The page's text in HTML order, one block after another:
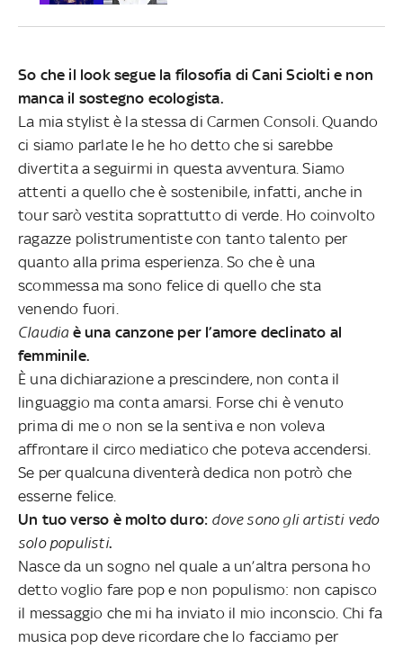
So che il look segue la filosofia di Cani Sciolti e non
manca il sostegno ecologista.
La mia stylist è la stessa di Carmen Consoli. Quando
ci siamo parlate le he ho detto che si sarebbe
divertita a seguirmi in questa avventura. Siamo
attenti a quello che è sostenibile, infatti, anche in
tour sarò vestita soprattutto di verde. Ho coinvolto
ragazze polistrumentiste con tanto talento per
quanto alla prima esperienza. So che è una
scommessa ma sono felice di quello che sta
venendo fuori.
Claudiaè una canzone per l’amore declinato al
femminile.
È una dichiarazione a prescindere, non conta il
linguaggio ma conta amarsi. Forse chi è venuto
prima di me o non se la sentiva e non voleva
affrontare il circo mediatico che poteva accendersi.
Se per qualcuna diventerà dedica non potrò che
esserne felice.
Un tuo verso è molto duro: dove sono gli artisti vedo
solo populisti.
Nasce da un sogno nel quale a un’altra persona ho
detto voglio fare pop e non populismo: non capisco
il messaggio che mi ha inviato il mio inconscio. Chi fa
musica pop deve ricordare che lo facciamo per